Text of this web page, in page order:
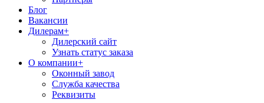
Блог
Вакансии
Дилерам+
Дилерский сайт
Узнать статус заказа
О компании+
Оконный завод
Служба качества
Реквизиты